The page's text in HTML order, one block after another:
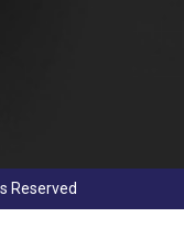
Reserved